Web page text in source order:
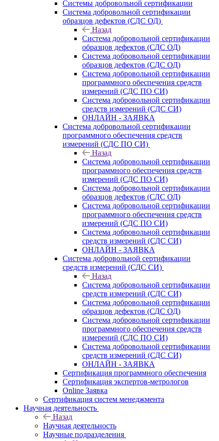
Системы добровольной сертификации
Система добровольной сертификации
образцов дефектов (СДС ОД)
Назад
Система добровольной сертификации
образцов дефектов (СДС ОД)
Система добровольной сертификации
образцов дефектов (СДС ОД)
Система добровольной сертификации
программного обеспечения средств
измерений (СДС ПО СИ)
Система добровольной сертификации
средств измерений (СДС СИ)
ОНЛАЙН - ЗАЯВКА
Система добровольной сертификации
программного обеспечения средств
измерений (СДС ПО СИ)
Назад
Система добровольной сертификации
программного обеспечения средств
измерений (СДС ПО СИ)
Система добровольной сертификации
образцов дефектов (СДС ОД)
Система добровольной сертификации
программного обеспечения средств
измерений (СДС ПО СИ)
Система добровольной сертификации
средств измерений (СДС СИ)
ОНЛАЙН - ЗАЯВКА
Система добровольной сертификации
средств измерений (СДС СИ)
Назад
Система добровольной сертификации
средств измерений (СДС СИ)
Система добровольной сертификации
образцов дефектов (СДС ОД)
Система добровольной сертификации
программного обеспечения средств
измерений (СДС ПО СИ)
Система добровольной сертификации
средств измерений (СДС СИ)
ОНЛАЙН - ЗАЯВКА
Сертификация программного обеспечения
Сертификация экспертов-метрологов
Online Заявка
Сертификация систем менеджмента
Научная деятельность
Назад
Научная деятельность
Научные подразделения